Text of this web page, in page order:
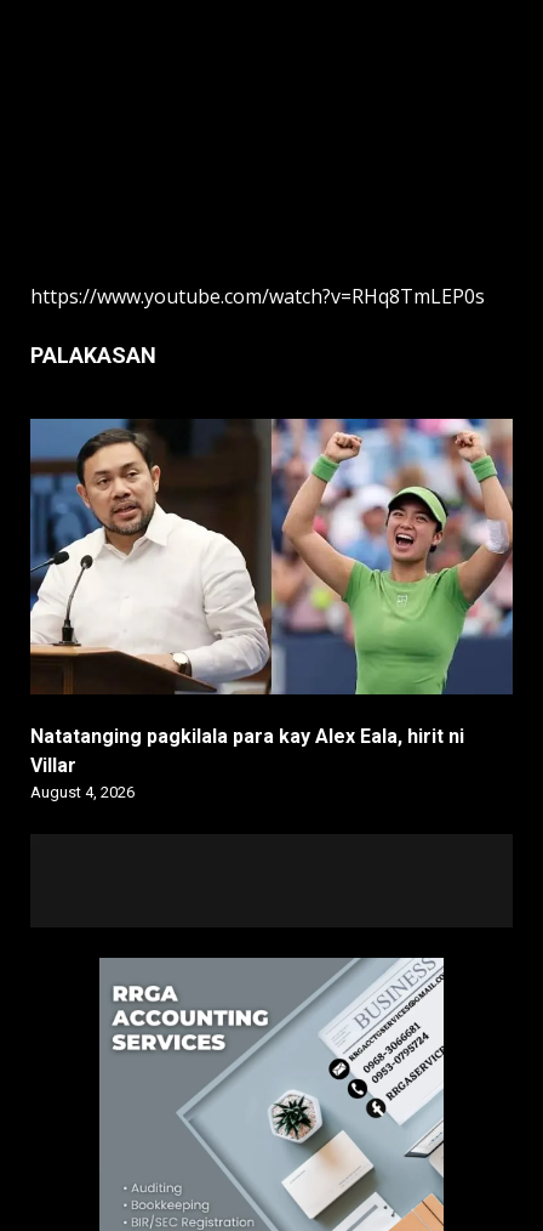
https://www.youtube.com/watch?v=RHq8TmLEP0s
PALAKASAN
Natatanging pagkilala para kay Alex Eala, hirit ni
Villar
August 4, 2026